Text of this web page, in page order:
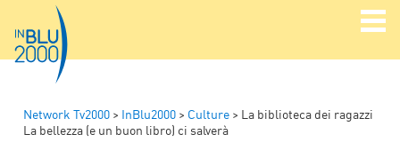
Network Tv2000 > InBlu2000 > Culture > La biblioteca dei ragazzi
La bellezza (e un buon libro) ci salverà